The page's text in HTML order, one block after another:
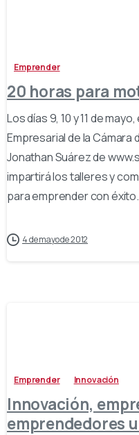
Emprender
20 horas para
Los días 9, 10 y 11 de
Empresarial de la
Jonathan Suárez de
impartirá los talleres y
para emprender con éxito.
4 de mayo de 2012
Emprender Innovación
Innovación,
emprendedores